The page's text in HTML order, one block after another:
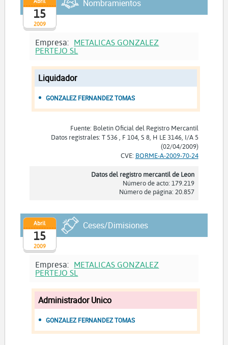
2009
15
Nombramientos
Empresa: METALICAS GONZALEZ
PERTEJO SL
Liquidador
GONZALEZ FERNANDEZ TOMAS
Fuente: Boletín Oficial del Registro Mercantil
Datos registrales: T 536 , F 104, S 8, H LE 3146, I/A 5
(02/04/2009)
CVE: BORME-A-2009-70-24
Datos del registro mercantil de Leon
Número de acto: 179.219
Número de página: 20.857
2009
Abril
15
Ceses/Dimisiones
Empresa: METALICAS GONZALEZ
PERTEJO SL
Administrador Unico
GONZALEZ FERNANDEZ TOMAS